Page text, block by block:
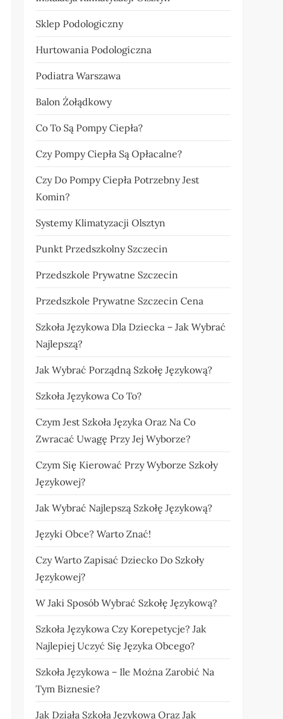
Sklep Podologiczny
Hurtowania Podologiczna
Podiatra Warszawa
Balon Żołądkowy
Co To Są Pompy Ciepła?
Czy Pompy Ciepła Są Opłacalne?
Czy Do Pompy Ciepła Potrzebny Jest
Komin?
Systemy Klimatyzacji Olsztyn
Punkt Przedszkolny Szczecin
Przedszkole Prywatne Szczecin
Przedszkole Prywatne Szczecin Cena
Szkoła Językowa Dla Dziecka – Jak Wybrać
Najlepszą?
Jak Wybrać Porządną Szkołę Językową?
Szkoła Językowa Co To?
Czym Jest Szkoła Języka Oraz Na Co
Zwracać Uwagę Przy Jej Wyborze?
Czym Się Kierować Przy Wyborze Szkoły
Językowej?
Jak Wybrać Najlepszą Szkołę Językową?
Języki Obce? Warto Znać!
Czy Warto Zapisać Dziecko Do Szkoły
Językowej?
W Jaki Sposób Wybrać Szkołę Językową?
Szkoła Językowa Czy Korepetycje? Jak
Najlepiej Uczyć Się Języka Obcego?
Szkoła Językowa – Ile Można Zarobić Na
Tym Biznesie?
Jak Działa Szkoła Językowa Oraz Jak